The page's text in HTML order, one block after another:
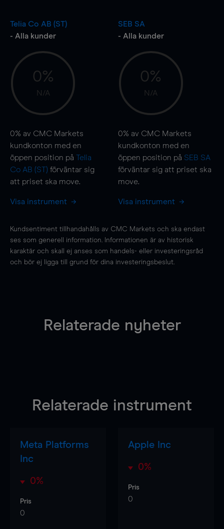
Telia Co AB (ST)
- Alla kunder
0%
N/A
0% av CMC Markets
kundkonton med en
öppen position på Telia
Co AB (ST) förväntar sig
att priset ska move.
Visa instrument
SEB SA
- Alla kunder
0%
N/A
0% av CMC Markets
kundkonton med en
öppen position på SEB SA
förväntar sig att priset ska
move.
Visa instrument
Kundsentiment tillhandahålls av CMC Markets och ska endast
ses som generell information. Informationen är av historisk
karaktär och skall ej anses som handels- eller investeringsråd
och bör ej ligga till grund för dina investeringsbeslut.
Relaterade nyheter
Relaterade instrument
Meta Platforms
Inc
0%
Pris
0
Apple Inc
0%
Pris
0